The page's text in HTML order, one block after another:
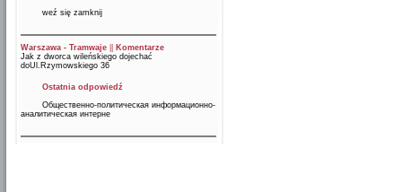
weź się zamknij
Warszawa - Tramwaje
Komentarze
Jak z dworca wileńskiego dojechać
doUl.Rzymowskiego 36
Ostatnia odpowiedź
Общественно-политическая информационно-
аналитическая интерне